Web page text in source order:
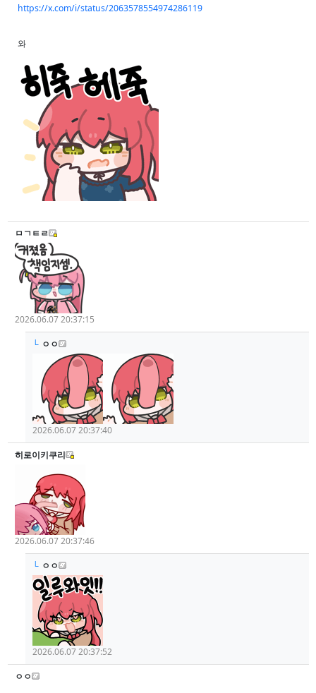
https://x.com/i/status/2063578554974286119
와
ㅁㄱㅌㄹ
2026.06.07 20:37:15
└ ㅇㅇ
2026.06.07 20:37:40
히로이키쿠리
2026.06.07 20:37:46
└ ㅇㅇ
2026.06.07 20:37:52
ㅇㅇ